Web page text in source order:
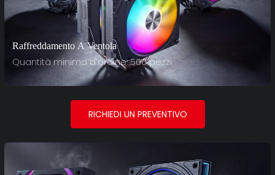
Raffreddamento A Ventola
Quantità minima d'ordine: 500 pezzi
RICHIEDI UN PREVENTIVO